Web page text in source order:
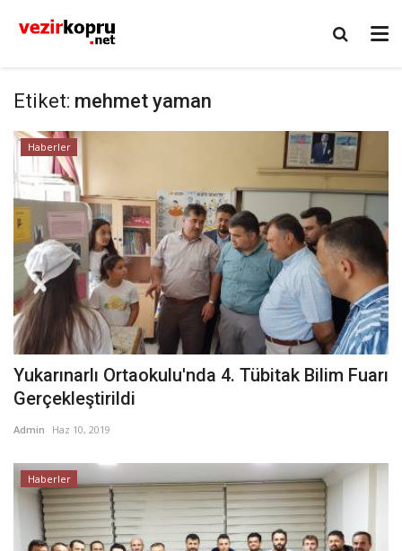
Etiket: mehmet yaman
Haberler
Yukarınarlı Ortaokulu'nda 4. Tübitak Bilim Fuarı
Gerçekleştirildi
Admin Haz 10, 2019
Haberler